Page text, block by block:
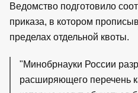
Ведомство подготовило
приказа, в котором
пределах отдельной квоты.
"Минобрнауки России
расширяющего перечень